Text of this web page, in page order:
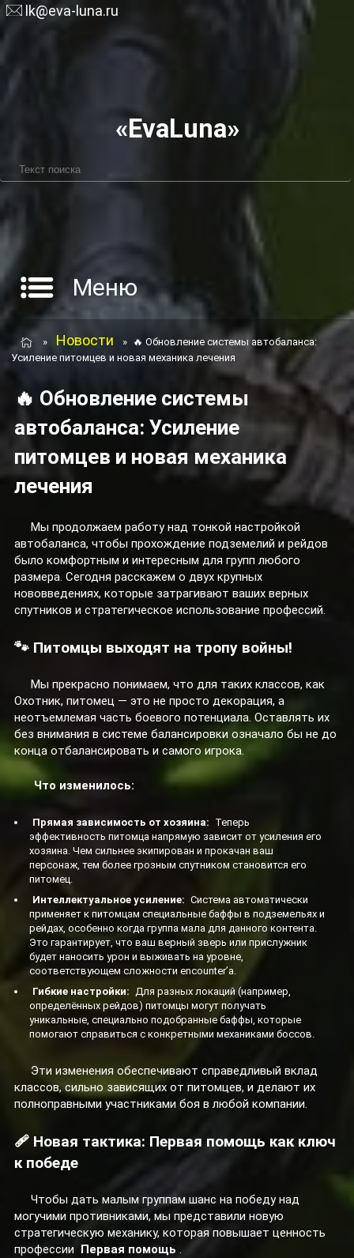
lk@eva-luna.ru
«EvaLuna»
Меню
» Новости » 🔥 Обновление системы автобаланса:
Усиление питомцев и новая механика лечения
🔥 Обновление системы
автобаланса: Усиление
питомцев и новая механика
лечения
Мы продолжаем работу над тонкой настройкой
автобаланса, чтобы прохождение подземелий и рейдов
было комфортным и интересным для групп любого
размера. Сегодня расскажем о двух крупных
нововведениях, которые затрагивают ваших верных
спутников и стратегическое использование профессий.
🐾 Питомцы выходят на тропу войны!
Мы прекрасно понимаем, что для таких классов, как
Охотник, питомец — это не просто декорация, а
неотъемлемая часть боевого потенциала. Оставлять их
без внимания в системе балансировки означало бы не до
конца отбалансировать и самого игрока.
Что изменилось:
Прямая зависимость от хозяина: Теперь
эффективность питомца напрямую зависит от усиления его
хозяина. Чем сильнее экипирован и прокачан ваш
персонаж, тем более грозным спутником становится его
питомец.
Интеллектуальное усиление: Система автоматически
применяет к питомцам специальные баффы в подземельях и
рейдах, особенно когда группа мала для данного контента.
Это гарантирует, что ваш верный зверь или прислужник
будет наносить урон и выживать на уровне,
соответствующем сложности encounter’а.
Гибкие настройки: Для разных локаций (например,
определённых рейдов) питомцы могут получать
уникальные, специально подобранные баффы, которые
помогают справиться с конкретными механиками боссов.
Эти изменения обеспечивают справедливый вклад
классов, сильно зависящих от питомцев, и делают их
полноправными участниками боя в любой компании.
🩹 Новая тактика: Первая помощь как ключ
к победе
Чтобы дать малым группам шанс на победу над
могучими противниками, мы представили новую
стратегическую механику, которая повышает ценность
профессии Первая помощь .